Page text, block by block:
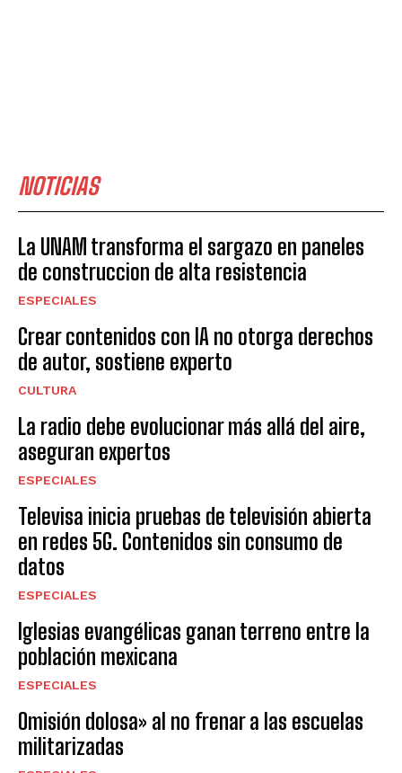
NOTICIAS
La UNAM transforma el sargazo en paneles
de construccion de alta resistencia
ESPECIALES
Crear contenidos con IA no otorga derechos
de autor, sostiene experto
CULTURA
La radio debe evolucionar más allá del aire,
aseguran expertos
ESPECIALES
Televisa inicia pruebas de televisión abierta
en redes 5G. Contenidos sin consumo de
datos
ESPECIALES
Iglesias evangélicas ganan terreno entre la
población mexicana
ESPECIALES
Omisión dolosa» al no frenar a las escuelas
militarizadas